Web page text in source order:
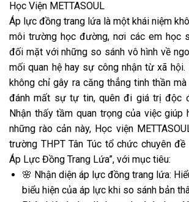
Học Viện METTASOUL
Áp lực đồng trang lứa là một khái niệm
môi trường học đường, nơi các em học
đối mặt với những so sánh vô hình về
mối quan hệ hay sự công nhận từ xã
không chỉ gây ra căng thẳng tinh thần
đánh mất sự tự tin, quên đi giá trị độc
Nhận thấy tầm quan trọng của việc giúp
những rào cản này, Học viện
trường THPT Tân Túc tổ chức chuyên
Áp Lực Đồng Trang Lứa”, với mục tiêu:
🌸 Nhận diện áp lực đồng trang lứa:
biểu hiện của áp lực khi so sánh bản